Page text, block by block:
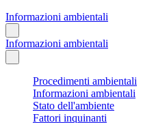
Informazioni ambientali
Informazioni ambientali
Procedimenti ambientali
Informazioni ambientali
Stato dell'ambiente
Fattori inquinanti